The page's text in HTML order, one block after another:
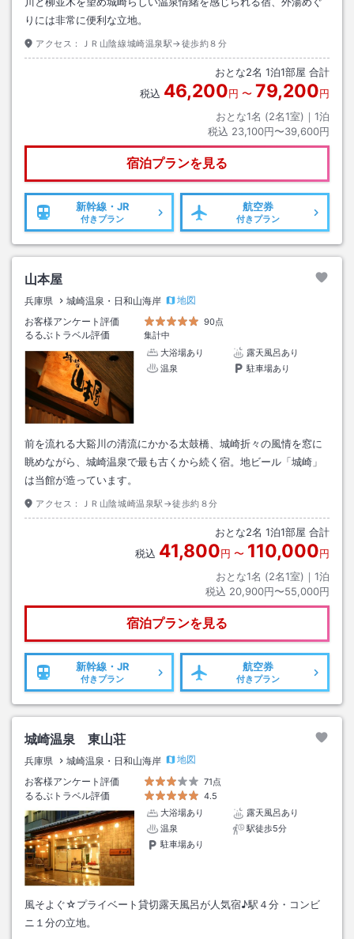
りには非常に便利な立地。
アクセス： ＪＲ山陰線城崎温泉駅→徒歩約８分
おとな2名 1泊1部屋 合計
税込 46,200円 〜 79,200円
おとな1名 (2名1室)｜ 1泊
税込 23,100円〜39,600円
宿泊プランを見る
新幹線・JR
付きプラン
航空券
付きプラン
山本屋
兵庫県 城崎温泉・日和山海岸
地図
お客様アンケート評価
90点
るるぶトラベル評価
集計中
大浴場あり
露天風呂あり
温泉
駐車場あり
前を流れる大谿川の清流にかかる太鼓橋、城崎折々の風情を窓に
眺めながら、城崎温泉で最も古くから続く宿。地ビール「城崎」
は当館が造っています。
アクセス： ＪＲ山陰城崎温泉駅→徒歩約８分
おとな2名 1泊1部屋 合計
税込 41,800円 〜 110,000円
おとな1名 (2名1室)｜ 1泊
税込 20,900円〜55,000円
宿泊プランを見る
新幹線・JR
付きプラン
航空券
付きプラン
城崎温泉 東山荘
兵庫県 城崎温泉・日和山海岸
地図
お客様アンケート評価
71点
るるぶトラベル評価
4.5
大浴場あり
露天風呂あり
温泉
駅徒歩5分
駐車場あり
風そよぐ☆プライベート貸切露天風呂が人気宿♪駅４分・コンビ
ニ１分の立地。